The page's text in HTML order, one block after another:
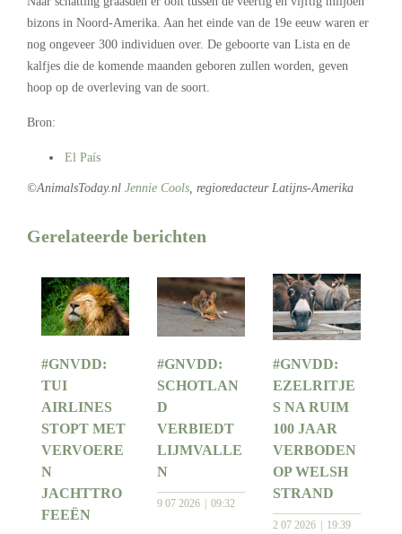
bizons in Noord-Amerika. Aan het einde van de 19e eeuw waren er
nog ongeveer 300 individuen over. De geboorte van Lista en de
kalfjes die de komende maanden geboren zullen worden, geven
hoop op de overleving van de soort.
Bron:
El País
©AnimalsToday.nl Jennie Cools, regioredacteur Latijns-Amerika
Gerelateerde berichten
#GNVDD:
TUI
AIRLINES
STOPT MET
VERVOERE
N
JACHTTRO
FEEËN
#GNVDD:
SCHOTLAN
D
VERBIEDT
LIJMVALLE
N
9 07 2026 09:32
#GNVDD:
EZELRITJE
S NA RUIM
100 JAAR
VERBODEN
OP WELSH
STRAND
2 07 2026 19:39